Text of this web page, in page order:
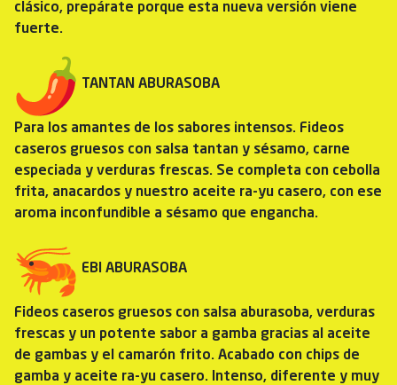
clásico, prepárate porque esta nueva versión viene
fuerte.
TANTAN ABURASOBA
Para los amantes de los sabores intensos. Fideos
caseros gruesos con salsa tantan y sésamo, carne
especiada y verduras frescas. Se completa con cebolla
frita, anacardos y nuestro aceite ra-yu casero, con ese
aroma inconfundible a sésamo que engancha.
EBI ABURASOBA
Fideos caseros gruesos con salsa aburasoba, verduras
frescas y un potente sabor a gamba gracias al aceite
de gambas y el camarón frito. Acabado con chips de
gamba y aceite ra-yu casero. Intenso, diferente y muy